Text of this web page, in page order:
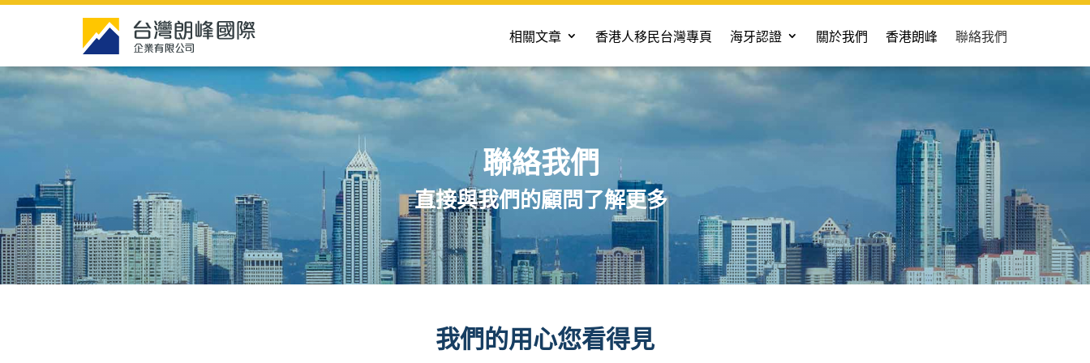
相關文章 香港人移民台灣專頁 海牙認證 關於我們 香港朗峰 聯絡我們
聯絡我們
直接與我們的顧問了解更多
我們的用心您看得見